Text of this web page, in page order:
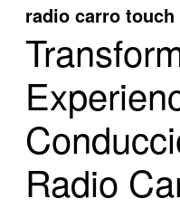
RIFLES DEPORTIVOS
SATELITALES
radio carro touch
Radio